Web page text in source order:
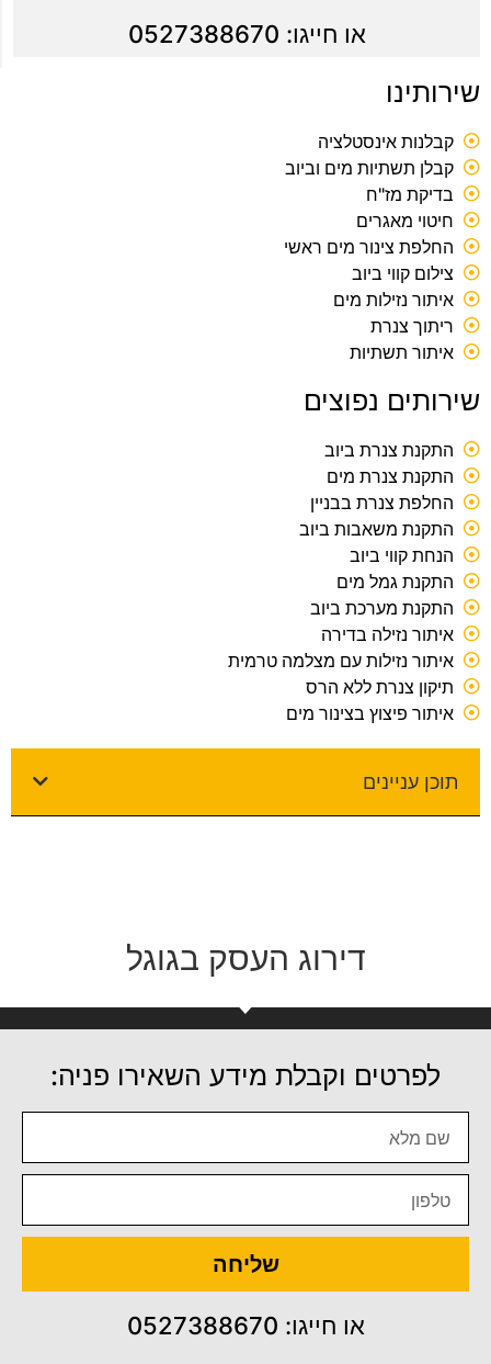
או חייגו: 0527388670
שירותינו
קבלנות אינסטלציה
קבלן תשתיות מים וביוב
בדיקת מז"ח
חיטוי מאגרים
החלפת צינור מים ראשי
צילום קווי ביוב
איתור נזילות מים
ריתוך צנרת
איתור תשתיות
שירותים נפוצים
התקנת צנרת ביוב
התקנת צנרת מים
החלפת צנרת בבניין
התקנת משאבות ביוב
הנחת קווי ביוב
התקנת גמל מים
התקנת מערכת ביוב
איתור נזילה בדירה
איתור נזילות עם מצלמה טרמית
תיקון צנרת ללא הרס
איתור פיצוץ בצינור מים
תוכן עניינים
דירוג העסק בגוגל
לפרטים וקבלת מידע השאירו פניה:
שליחה
או חייגו: 0527388670